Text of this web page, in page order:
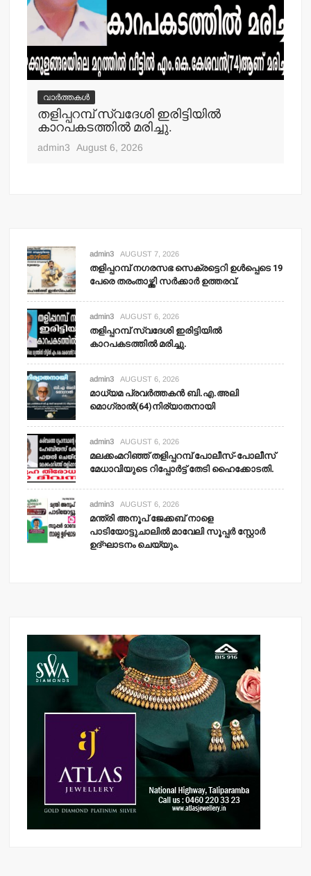
വാർത്തകൾ
തളിപ്പറമ്പ് സ്വദേശി ഇരിട്ടിയില്‍
കാറപകടത്തില്‍ മരിച്ചു.
admin3 August 6, 2026
admin3 AUGUST 7, 2026
തളിപ്പറമ്പ് നഗരസഭ സെക്രട്ടെറി ഉള്‍പ്പെടെ 19
പേരെ തരംതാഴ്ത്തി സര്‍ക്കാര്‍ ഉത്തരവ്.
admin3 AUGUST 6, 2026
തളിപ്പറമ്പ് സ്വദേശി ഇരിട്ടിയില്‍
കാറപകടത്തില്‍ മരിച്ചു.
admin3 AUGUST 6, 2026
മാധ്യമ പ്രവര്‍ത്തകന്‍ ബി.എ.അലി
മൊഗ്രാല്‍(64)നിര്യാതനായി
admin3 AUGUST 6, 2026
മലക്കംമറിഞ്ഞ് തളിപ്പറമ്പ് പോലീസ്-പോലീസ്
മേധാവിയുടെ റിപ്പോര്‍ട്ട് തേടി ഹൈക്കോടതി.
admin3 AUGUST 6, 2026
മന്ത്രി അനൂപ് ജേക്കബ് നാളെ
പാടിയോട്ടുചാലില്‍ മാവേലി സൂപ്പര്‍ സ്റ്റോര്‍
ഉദ്ഘാടനം ചെയ്യും.